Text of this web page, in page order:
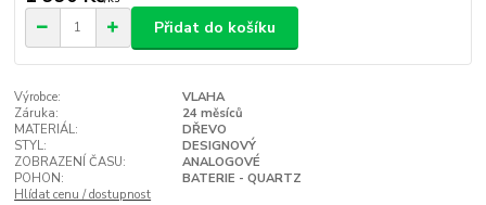
Přidat do košíku
Výrobce:
VLAHA
Záruka:
24 měsíců
MATERIÁL:
DŘEVO
STYL:
DESIGNOVÝ
ZOBRAZENÍ ČASU:
ANALOGOVÉ
POHON:
BATERIE - QUARTZ
Hlídat cenu / dostupnost